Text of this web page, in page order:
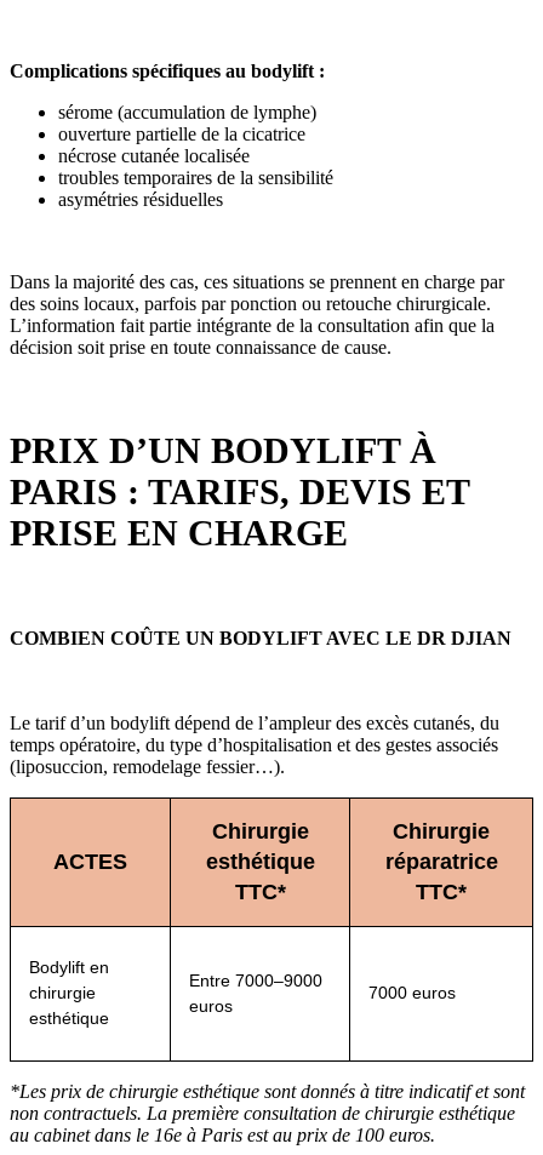
Complications spécifiques au bodylift :
sérome (accumulation de lymphe)
ouverture partielle de la cicatrice
nécrose cutanée localisée
troubles temporaires de la sensibilité
asymétries résiduelles
Dans la majorité des cas, ces situations se prennent en charge par
des soins locaux, parfois par ponction ou retouche chirurgicale.
L’information fait partie intégrante de la consultation afin que la
décision soit prise en toute connaissance de cause.
PRIX D’UN BODYLIFT À
PARIS : TARIFS, DEVIS ET
PRISE EN CHARGE
COMBIEN COÛTE UN BODYLIFT AVEC LE DR DJIAN
Le tarif d’un bodylift dépend de l’ampleur des excès cutanés, du
temps opératoire, du type d’hospitalisation et des gestes associés
(liposuccion, remodelage fessier…).
ACTES
Chirurgie
esthétique
TTC*
Chirurgie
réparatrice
TTC*
Bodylift en
chirurgie
esthétique
Entre 7000–9000
euros
7000 euros
*Les prix de chirurgie esthétique sont donnés à titre indicatif et sont
non contractuels. La première consultation de chirurgie esthétique
au cabinet dans le 16e à Paris est au prix de 100 euros.